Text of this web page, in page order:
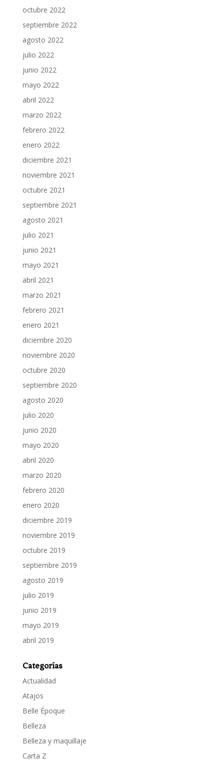
octubre 2022
septiembre 2022
agosto 2022
julio 2022
junio 2022
mayo 2022
abril 2022
marzo 2022
febrero 2022
enero 2022
diciembre 2021
noviembre 2021
octubre 2021
septiembre 2021
agosto 2021
julio 2021
junio 2021
mayo 2021
abril 2021
marzo 2021
febrero 2021
enero 2021
diciembre 2020
noviembre 2020
octubre 2020
septiembre 2020
agosto 2020
julio 2020
junio 2020
mayo 2020
abril 2020
marzo 2020
febrero 2020
enero 2020
diciembre 2019
noviembre 2019
octubre 2019
septiembre 2019
agosto 2019
julio 2019
junio 2019
mayo 2019
abril 2019
Categorías
Actualidad
Atajos
Belle Époque
Belleza
Belleza y maquillaje
Carta Z